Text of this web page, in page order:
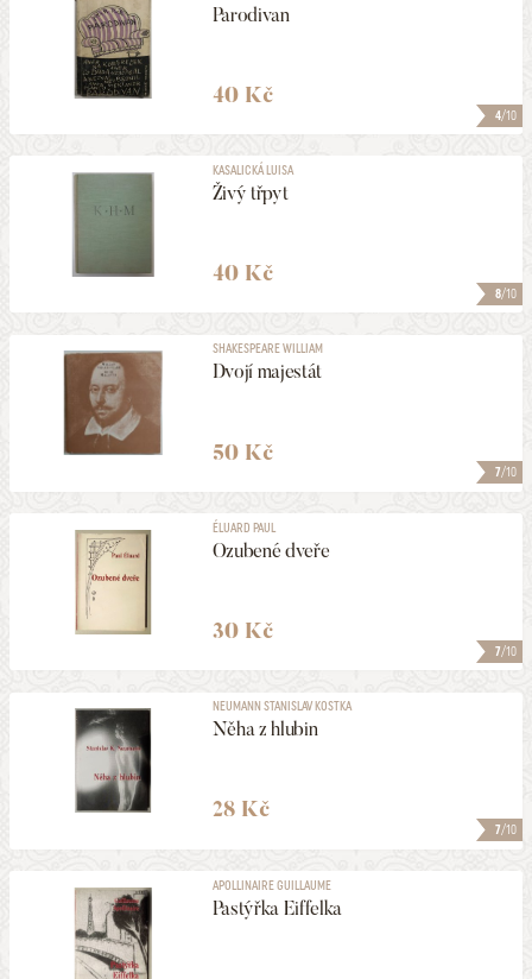
4/10
Parodivan
40 Kč
8/10
KASALICKÁ LUISA
Živý třpyt
40 Kč
7/10
SHAKESPEARE WILLIAM
Dvojí majestát
50 Kč
7/10
ÉLUARD PAUL
Ozubené dveře
30 Kč
7/10
NEUMANN STANISLAV KOSTKA
Něha z hlubin
28 Kč
APOLLINAIRE GUILLAUME
Pastýřka Eiffelka